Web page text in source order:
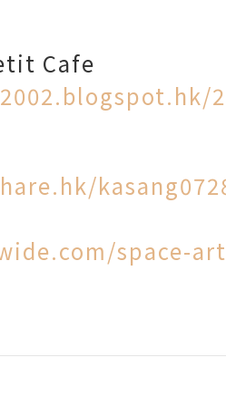
Cafe
space-